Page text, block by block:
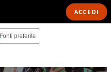
ACCEDI
Fonti preferite